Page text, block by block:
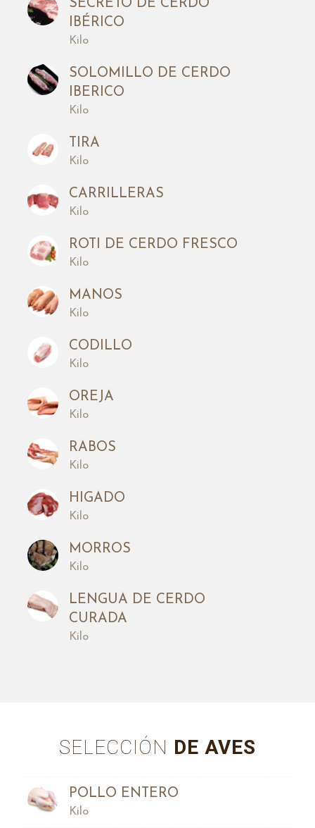
SECRETO DE CERDO
IBÉRICO
Kilo
SOLOMILLO DE CERDO
IBERICO
Kilo
TIRA
Kilo
CARRILLERAS
Kilo
ROTI DE CERDO FRESCO
Kilo
MANOS
Kilo
CODILLO
Kilo
OREJA
Kilo
RABOS
Kilo
HIGADO
Kilo
MORROS
Kilo
LENGUA DE CERDO
CURADA
Kilo
SELECCIÓN DE AVES
POLLO ENTERO
Kilo